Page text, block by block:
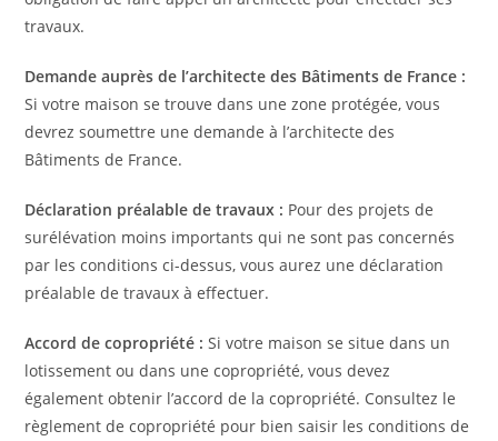
travaux.
Demande auprès de l’architecte des Bâtiments de France :
Si votre maison se trouve dans une zone protégée, vous
devrez soumettre une demande à l’architecte des
Bâtiments de France.
Déclaration préalable de travaux : Pour des projets de
surélévation moins importants qui ne sont pas concernés
par les conditions ci-dessus, vous aurez une déclaration
préalable de travaux à effectuer.
Accord de copropriété : Si votre maison se situe dans un
lotissement ou dans une copropriété, vous devez
également obtenir l’accord de la copropriété. Consultez le
règlement de copropriété pour bien saisir les conditions de